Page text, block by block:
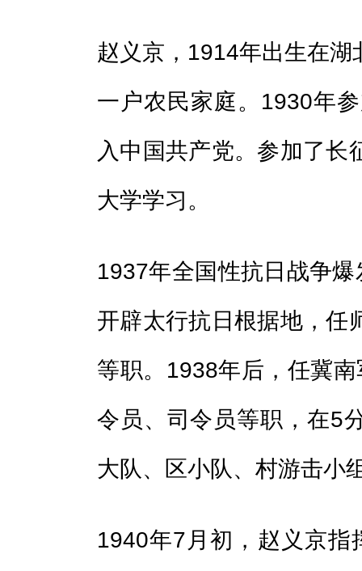
赵义京，1914年出生在
一户农民家庭。1930年
入中国共产党。参加了长
大学学习。
1937年全国性抗日战争
开辟太行抗日根据地，任
等职。1938年后，任冀
令员、司令员等职，在5
大队、区小队、村游击小
1940年7月初，赵义京